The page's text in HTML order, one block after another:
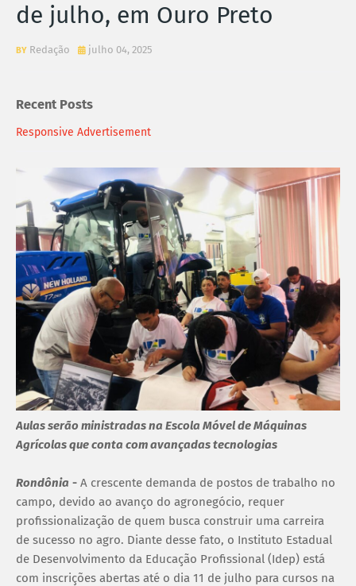
de julho, em Ouro Preto
Redação julho 04, 2025
Recent Posts
Responsive Advertisement
Aulas serão ministradas na Escola Móvel de Máquinas
Agrícolas que conta com avançadas tecnologias
Rondônia - A crescente demanda de postos de trabalho no
campo, devido ao avanço do agronegócio, requer
profissionalização de quem busca construir uma carreira
de sucesso no agro. Diante desse fato, o Instituto Estadual
de Desenvolvimento da Educação Profissional (Idep) está
com inscrições abertas até o dia 11 de julho para cursos na